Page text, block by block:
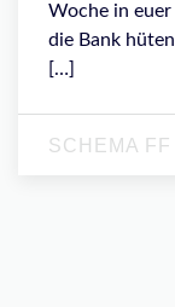
Woche in
die Bank
[…]
SCHEMA FF